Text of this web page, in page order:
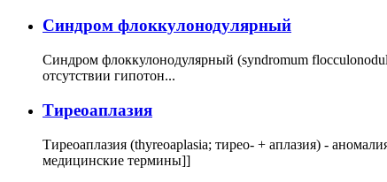
Cиндром флоккулонодулярный
Синдром флоккулонодулярный (syndromum
отсутствии гипотон...
Тиреоаплазия
Тиреоаплазия (thyreoaplasia; тирео- + аплазия) -
медицинские термины]]